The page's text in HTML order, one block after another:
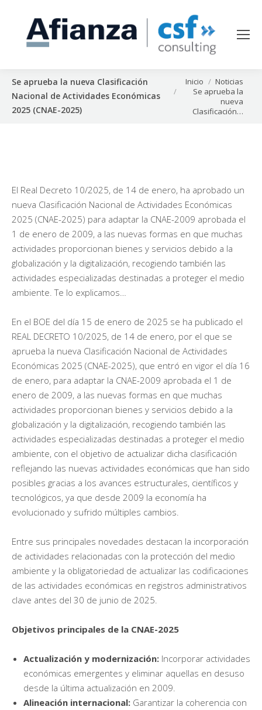
Se aprueba la nueva Clasificación
Nacional de Actividades Económicas
2025 (CNAE-2025)
Estás aquí:
Inicio
Noticias
Se aprueba la
nueva
Clasificación…
El Real Decreto 10/2025, de 14 de enero, ha aprobado un
nueva Clasificación Nacional de Actividades Económicas
2025 (CNAE-2025) para adaptar la CNAE-2009 aprobada el
1 de enero de 2009, a las nuevas formas en que muchas
actividades proporcionan bienes y servicios debido a la
globalización y la digitalización, recogiendo también las
actividades especializadas destinadas a proteger el medio
ambiente. Te lo explicamos…
En el BOE del día 15 de enero de 2025 se ha publicado el
REAL DECRETO 10/2025, de 14 de enero, por el que se
aprueba la nueva Clasificación Nacional de Actividades
Económicas 2025 (CNAE-2025), que entró en vigor el día 16
de enero, para adaptar la CNAE-2009 aprobada el 1 de
enero de 2009, a las nuevas formas en que muchas
actividades proporcionan bienes y servicios debido a la
globalización y la digitalización, recogiendo también las
actividades especializadas destinadas a proteger el medio
ambiente, con el objetivo de actualizar dicha clasificación
reflejando las nuevas actividades económicas que han sido
posibles gracias a los avances estructurales, científicos y
tecnológicos, ya que desde 2009 la economía ha
evolucionado y sufrido múltiples cambios.
Entre sus principales novedades destacan la incorporación
de actividades relacionadas con la protección del medio
ambiente y la obligatoriedad de actualizar las codificaciones
de las actividades económicas en registros administrativos
clave antes del 30 de junio de 2025.
Objetivos principales de la CNAE-2025
Actualización y modernización: Incorporar actividades
económicas emergentes y eliminar aquellas en desuso
desde la última actualización en 2009.
Alineación internacional: Garantizar la coherencia con